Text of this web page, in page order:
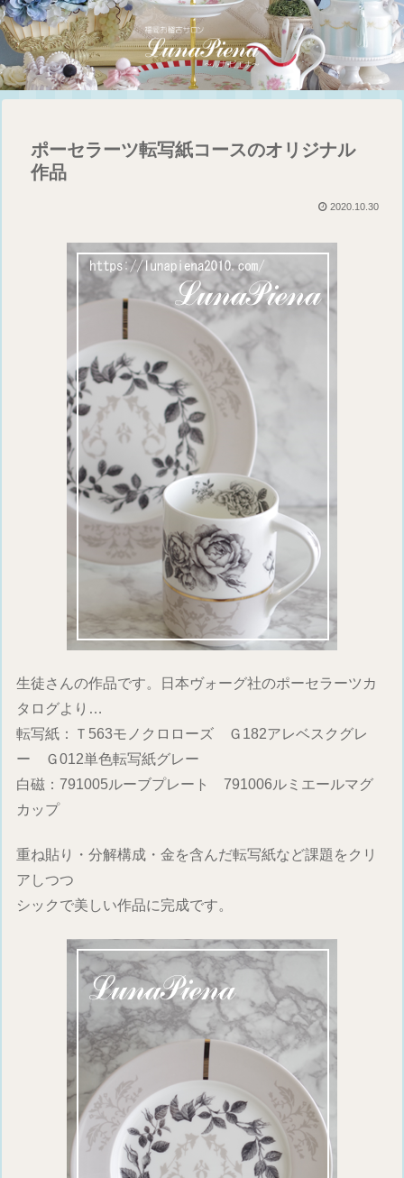
ポーセラーツ転写紙コースのオリジナル
作品
2020.10.30
生徒さんの作品です。日本ヴォーグ社のポーセラーツカ
タログより…
転写紙：Ｔ563モノクロローズ Ｇ182アレベスクグレ
ー Ｇ012単色転写紙グレー
白磁：791005ルーブプレート 791006ルミエールマグ
カップ
重ね貼り・分解構成・金を含んだ転写紙など課題をクリ
アしつつ
シックで美しい作品に完成です。